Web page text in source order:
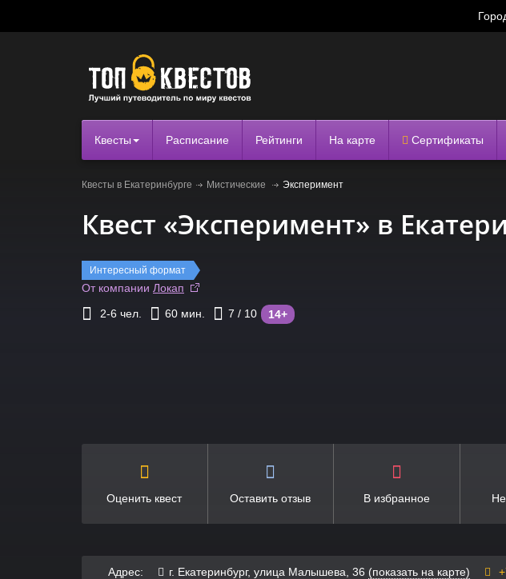
Квесты Расписание Рейтинги На карте Сертификаты
Квесты в Екатеринбурге Мистические Эксперимент
Квест «Эксперимент» в
Интересный формат
От компании Локап
2-6 чел. 60 мин. 7 / 10 14+
Оценить квест Оставить отзыв В избранное
Адрес: г. Екатеринбург, улица Малышева, 36 (показать на карте)